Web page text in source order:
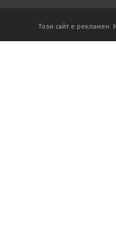
Този сайт е рекламен.